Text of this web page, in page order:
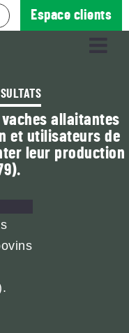
Espace clients
OPEN
vaches allaitantes
et utilisateurs de
leur production